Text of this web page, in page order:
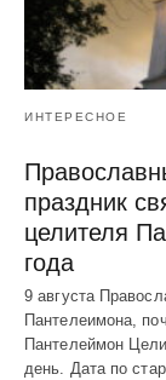
ИНТЕРЕСНОЕ
праздник
целителя
года
9 августа
Пантелеимона,
Пантелеймон
день. Дата по